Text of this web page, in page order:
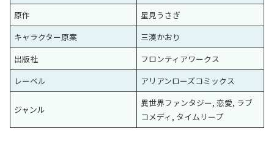
原作
星見うさぎ
キャラクター原案
三湊かおり
出版社
フロンティアワークス
レーベル
アリアンローズコミックス
ジャンル
異世界ファンタジー, 恋愛, ラブ
コメディ, タイムリープ